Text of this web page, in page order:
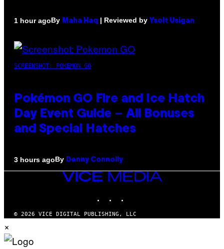
1 hour agoBy Maha Haq | Reviewed by Ysolt Usigan
SCREENSHOT: POKEMON GO
Pokémon GO Fire and Ice Hatch
Day Event Guide – All Bonuses
and Special Hatches
3 hours agoBy Denny Connolly
VICE
© 2026 VICE DIGITAL PUBLISHING, LLC
×